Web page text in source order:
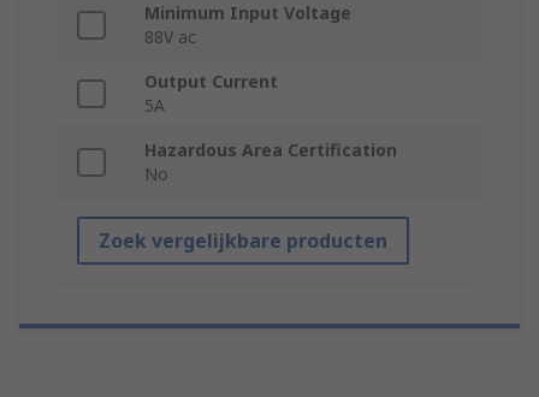
Minimum Input Voltage
88V ac
Output Current
5A
Hazardous Area Certification
No
Zoek vergelijkbare producten